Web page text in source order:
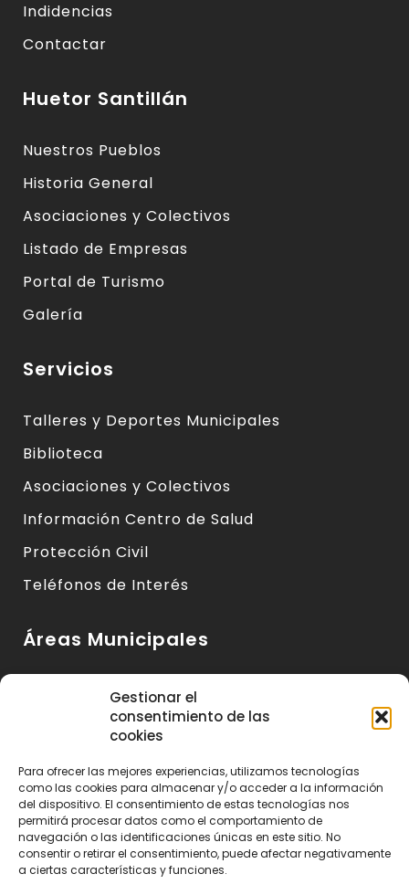
Gestionar el
consentimiento de las
cookies
Para ofrecer las mejores experiencias, utilizamos tecnologías
como las cookies para almacenar y/o acceder a la información
del dispositivo. El consentimiento de estas tecnologías nos
permitirá procesar datos como el comportamiento de
navegación o las identificaciones únicas en este sitio. No
consentir o retirar el consentimiento, puede afectar negativamente
a ciertas características y funciones.
Indidencias
Contactar
Huetor Santillán
Nuestros Pueblos
Historia General
Asociaciones y Colectivos
Listado de Empresas
Portal de Turismo
Galería
Servicios
Talleres y Deportes Municipales
Biblioteca
Asociaciones y Colectivos
Información Centro de Salud
Protección Civil
Teléfonos de Interés
Áreas Municipales
Urbanismo y Vivienda
Medio Ambiente y Sanidad
Servicios Sociales
Seguridad Ciudadana
Actividad Económica y Consumo